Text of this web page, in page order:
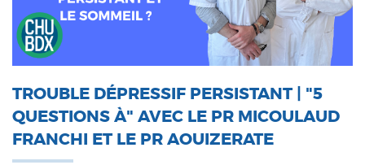
TROUBLE DÉPRESSIF PERSISTANT | "5
QUESTIONS À" AVEC LE PR MICOULAUD
FRANCHI ET LE PR AOUIZERATE